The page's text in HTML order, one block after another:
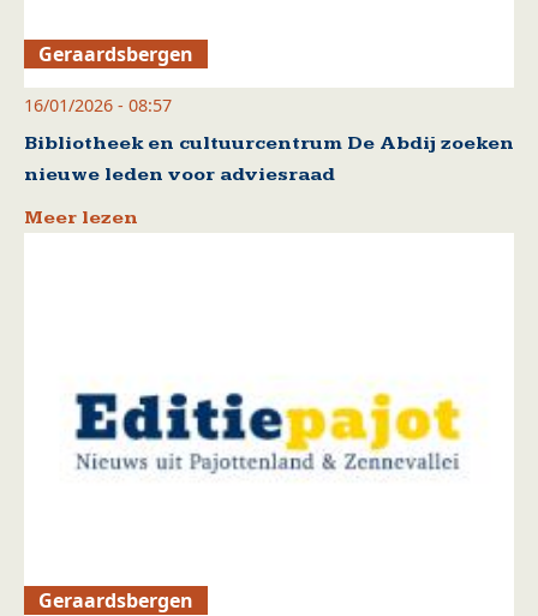
Geraardsbergen
16/01/2026 - 08:57
Bibliotheek en cultuurcentrum De Abdij zoeken
nieuwe leden voor adviesraad
Meer lezen
Geraardsbergen